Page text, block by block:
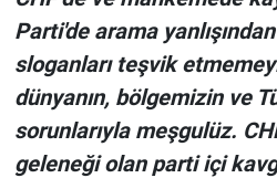
Parti'de arama
sloganları teşvik
dünyanın, bölgemizin ve
sorunlarıyla meşgulüz.
geleneği olan parti içi